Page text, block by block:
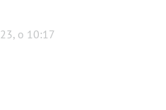
, o 10:17